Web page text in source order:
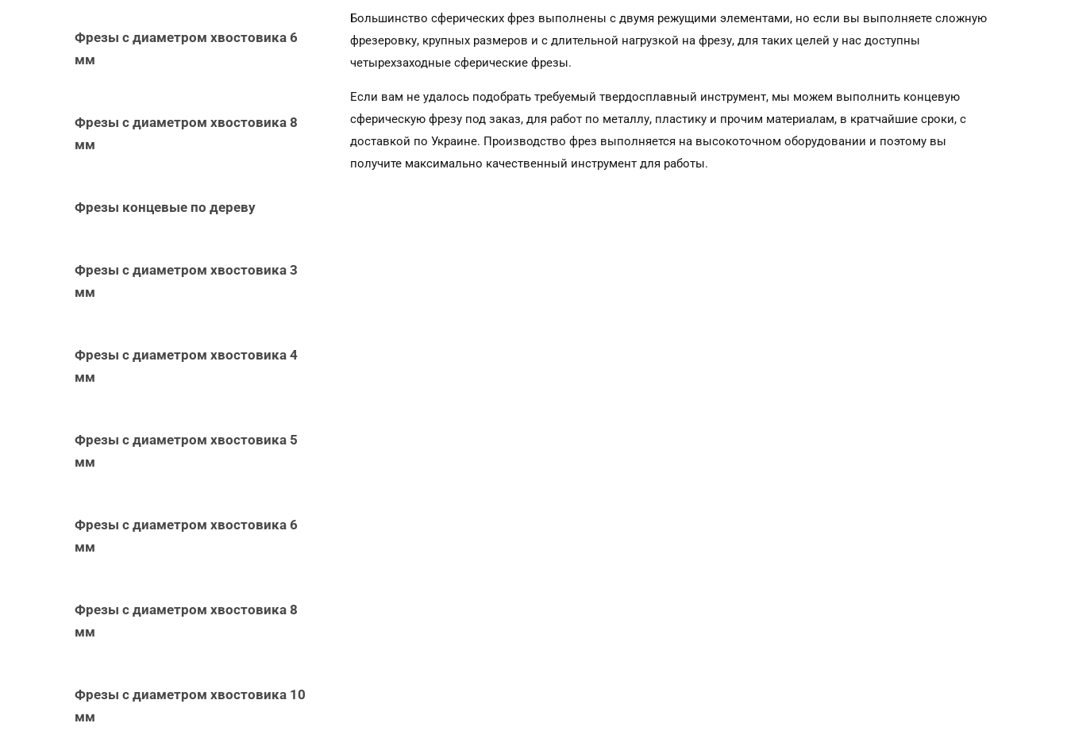
1(12)
2(9)
2.5(5)
4 (13)
5(12)
6(10)
7(1)
Большинство сферических фрез выполнены с двумя режущими элементами, но если вы выполняете сложную
фрезеровку, крупных размеров и с длительной нагрузкой на фрезу, для таких целей у нас доступны
четырехзаходные сферические фрезы.
Если вам не удалось подобрать требуемый твердосплавный инструмент, мы можем выполнить концевую
сферическую фрезу под заказ, для работ по металлу, пластику и прочим материалам, в кратчайшие сроки, с
доставкой по Украине. Производство фрез выполняется на высокоточном оборудовании и поэтому вы
получите максимально качественный инструмент для работы.
Фрезы с диаметром хвостовика 6
мм
Фрезы с диаметром хвостовика 8
мм
Фрезы концевые по дереву
Фрезы с диаметром хвостовика 3
мм
Фрезы с диаметром хвостовика 4
мм
Фрезы с диаметром хвостовика 5
мм
Фрезы с диаметром хвостовика 6
мм
Фрезы с диаметром хвостовика 8
мм
Фрезы с диаметром хвостовика 10
мм